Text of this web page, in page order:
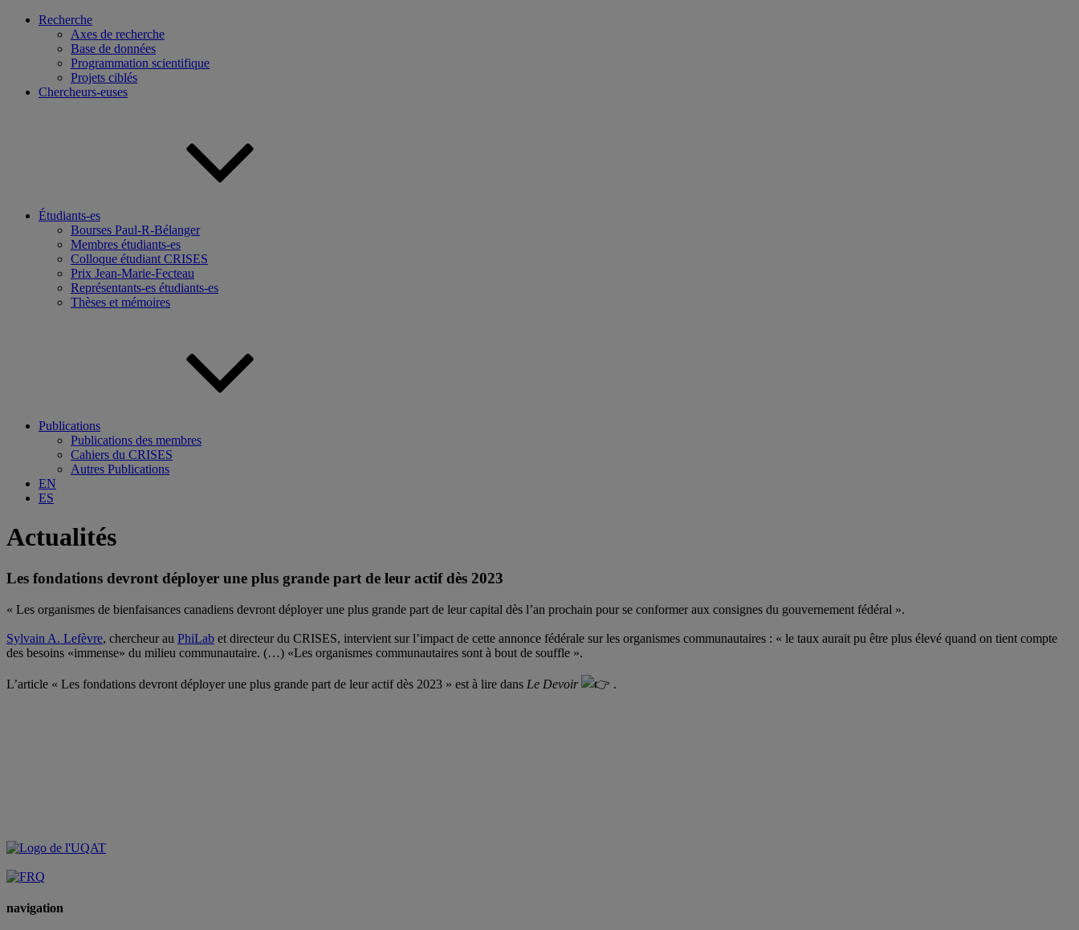
Recherche
Axes de recherche
Base de données
Programmation scientifique
Projets ciblés
Chercheurs-euses
Étudiants-es
Bourses Paul-R-Bélanger
Membres étudiants-es
Colloque étudiant CRISES
Prix Jean-Marie-Fecteau
Représentants-es étudiants-es
Thèses et mémoires
Publications
Publications des membres
Cahiers du CRISES
Autres Publications
EN
ES
Actualités
Les fondations devront déployer une plus grande part de leur actif dès 2023
« Les organismes de bienfaisances canadiens devront déployer une plus grande part de leur capital dès l’an prochain pour se conformer aux consignes du gouvernement fédéral ».
Sylvain A. Lefèvre, chercheur au PhiLab et directeur du CRISES, intervient sur l’impact de cette annonce fédérale sur les organismes communautaires : « le taux aurait pu être plus élevé quand on tient compte
des besoins «immense» du milieu communautaire. (…) «Les organismes communautaires sont à bout de souffle ».
L’article « Les fondations devront déployer une plus grande part de leur actif dès 2023 » est à lire dans Le Devoir .
navigation